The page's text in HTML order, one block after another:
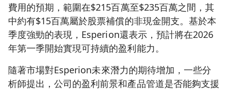
費用的預期，範圍在$215百萬至$235百萬之間，其
中約有$15百萬屬於股票補償的非現金開支。基於本
季度強勁的表現，Esperion還表示，預計將在2026
年第一季開始實現可持續的盈利能力。
隨著市場對Esperion未來潛力的期待增加，一些分
析師提出，公司的盈利前景和產品管道是否能夠支援